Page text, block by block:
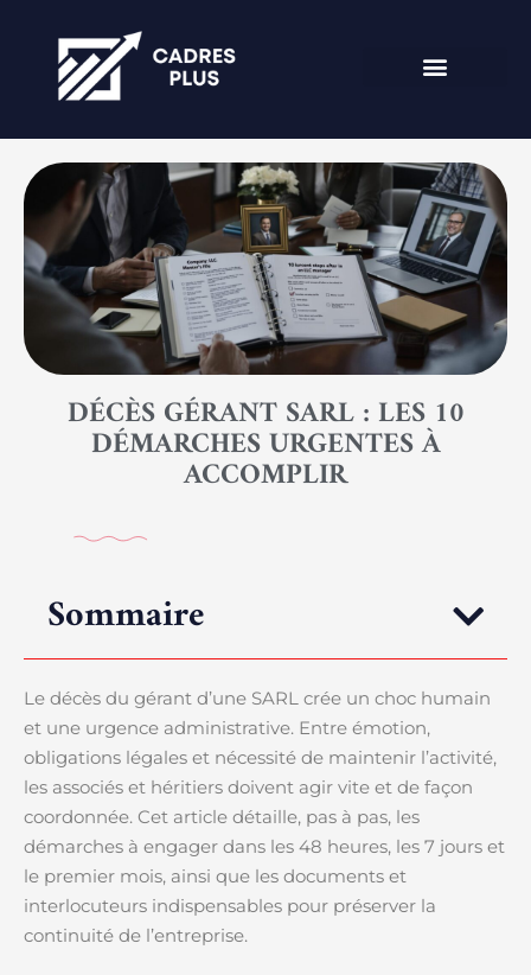
DÉCÈS GÉRANT SARL : LES 10
DÉMARCHES URGENTES À
ACCOMPLIR
Sommaire
Le décès du gérant d’une SARL crée un choc humain
et une urgence administrative. Entre émotion,
obligations légales et nécessité de maintenir l’activité,
les associés et héritiers doivent agir vite et de façon
coordonnée. Cet article détaille, pas à pas, les
démarches à engager dans les 48 heures, les 7 jours et
le premier mois, ainsi que les documents et
interlocuteurs indispensables pour préserver la
continuité de l’entreprise.